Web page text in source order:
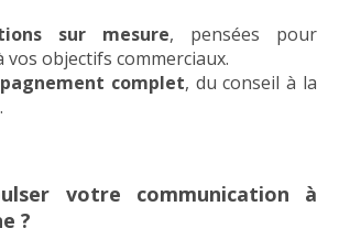
sur mesure, pensées pour
vos objectifs commerciaux.
complet, du conseil à la
votre communication à
?